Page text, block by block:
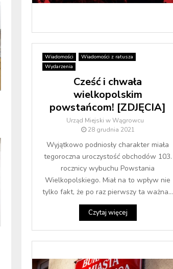
Wiadomości
Wiadomości z ratusza
Wydarzenia
Cześć i chwała
wielkopolskim
powstańcom! [ZDJĘCIA]
Urząd Miejski w Wągrowcu
28 grudnia 2021
Wyjątkowo podniosły charakter miała
tegoroczna uroczystość obchodów 103.
rocznicy wybuchu Powstania
Wielkopolskiego. Miał na to wpływ nie
tylko fakt, że po raz pierwszy ta ważna...
Czytaj więcej